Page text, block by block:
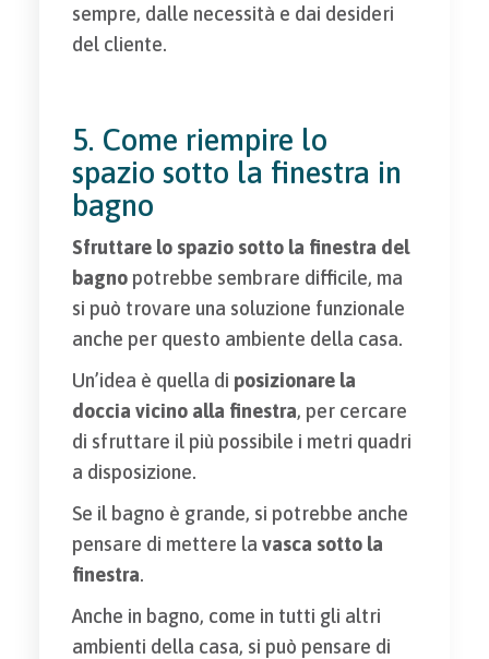
sempre, dalle necessità e dai desideri
del cliente.
5. Come riempire lo
spazio sotto la finestra in
bagno
Sfruttare lo spazio sotto la finestra del
bagnopotrebbe sembrare difficile, ma
si può trovare una soluzione funzionale
anche per questo ambiente della casa.
Un’idea è quella di posizionare la
doccia vicino alla finestra, per cercare
di sfruttare il più possibile i metri quadri
a disposizione.
Se il bagno è grande, si potrebbe anche
pensare di mettere la vasca sotto la
finestra.
Anche in bagno, come in tutti gli altri
ambienti della casa, si può pensare di